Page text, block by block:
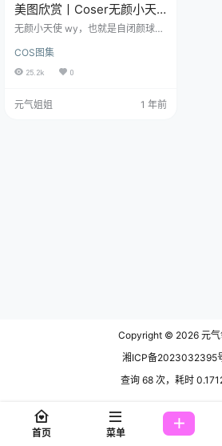
美图欣赏丨Coser无颜小天
使wy-吉他妹妹[38P+3V-
无颜小天使 wy，也就是自闭颜球球
那可是在cosplay界和摄影圈里都闯
出了一片属于自己的小天地呢。 免
身材类型，好多LSP都被她迷得不要
COS图集
25.2k 0
元气姐姐 1 年前
Copyright © 2026 元
湘ICP备2023032395
查询 68 次，耗时
首页 菜单